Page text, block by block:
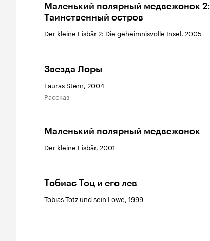
Маленький полярный медвежонок 2:
Таинственный остров
Der kleine Eisbär 2: Die geheimnisvolle Insel, 2005
Звезда Лоры
Lauras Stern, 2004
рассказ
Маленький полярный медвежонок
Der kleine Eisbär, 2001
Тобиас Тоц и его лев
Tobias Totz und sein Löwe, 1999